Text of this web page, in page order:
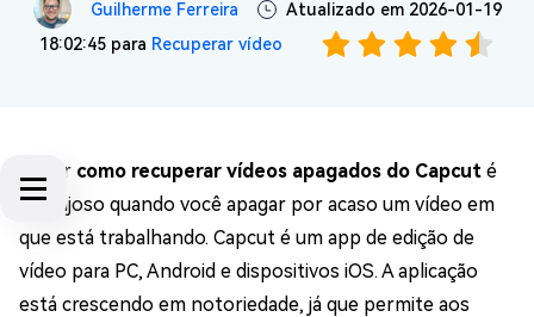
Guilherme Ferreira
Atualizado em 2026-01-19
18:02:45 para Recuperar vídeo
Saber como recuperar vídeos apagados do Capcut é
vantajoso quando você apagar por acaso um vídeo em
que está trabalhando. Capcut é um app de edição de
vídeo para PC, Android e dispositivos iOS. A aplicação
está crescendo em notoriedade, já que permite aos